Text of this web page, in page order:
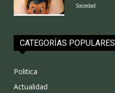
Sociedad
CATEGORÍAS POPULARES
Politica
Actualidad